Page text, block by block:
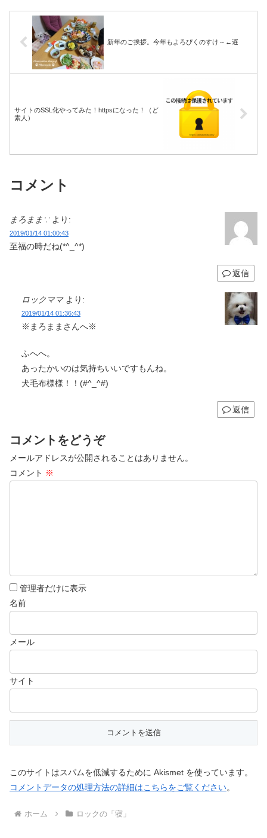
新年のご挨拶。今年もよろぴくのすけ～←遅
サイトのSSL化やってみた！httpsになった！（ど
素人）
コメント
まろまま∵ より:
2019/01/14 01:00:43
至福の時だね(*^_^*)
返信
ロックママ より:
2019/01/14 01:36:43
※まろままさんへ※
ふへへ。
あったかいのは気持ちいいですもんね。
犬毛布様様！！(#^_^#)
返信
コメントをどうぞ
メールアドレスが公開されることはありません。
コメント ※
管理者だけに表示
名前
メール
サイト
このサイトはスパムを低減するために Akismet を使っています。
コメントデータの処理方法の詳細はこちらをご覧ください。
ホーム ロックの「寝」